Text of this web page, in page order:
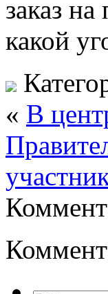
заказ
какой
« В